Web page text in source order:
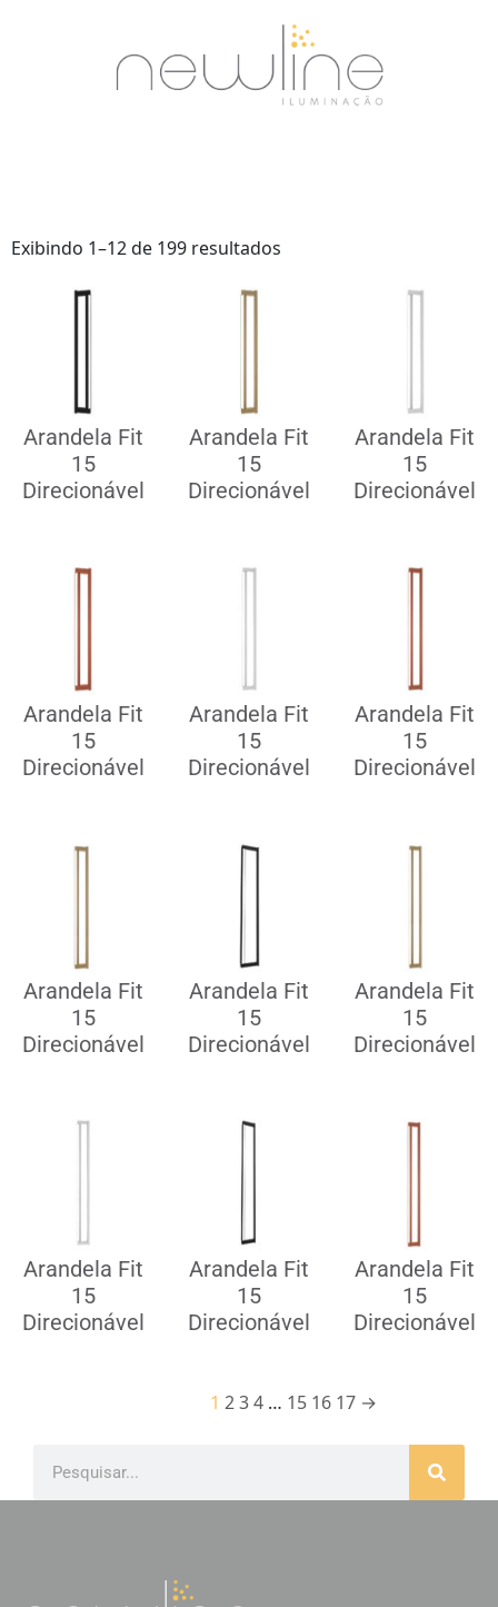
Exibindo 1–12 de 199 resultados
Arandela Fit
15
Direcionável
Arandela Fit
15
Direcionável
Arandela Fit
15
Direcionável
Arandela Fit
15
Direcionável
Arandela Fit
15
Direcionável
Arandela Fit
15
Direcionável
Arandela Fit
15
Direcionável
Arandela Fit
15
Direcionável
Arandela Fit
15
Direcionável
Arandela Fit
15
Direcionável
Arandela Fit
15
Direcionável
Arandela Fit
15
Direcionável
1 234 … 15 16 17 →